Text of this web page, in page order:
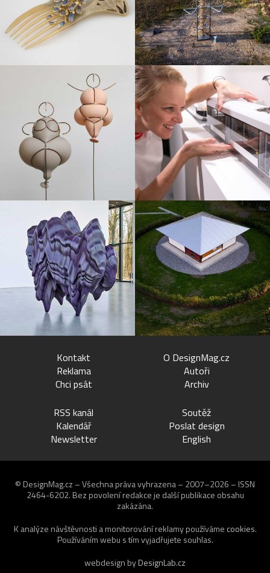
Kontakt
Reklama
Chci psát
O DesignMag.cz
Autoři
Archiv
RSS kanál
Kalendář
Newsletter
Soutěž
Poslat design
English
© DesignMag.cz – Všechna práva vyhrazena – 2007–2026 – ISSN
2464-6202. Bez povolení redakce je další publikace obsahu
zakázána.
K analýze návštěvnosti a monitorování reklamy používáme cookies.
Používáním webu s tím vyjadřujete souhlas.
webdesign byDesignLab.cz